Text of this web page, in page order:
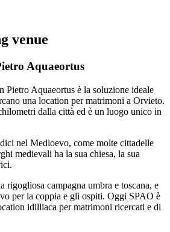
venue
Aquaeortus
Pietro Aquaeortus è la soluzione ideale
una location per matrimoni a Orvieto.
dalla città ed è un luogo unico in
nel Medioevo, come molte cittadelle
medievali ha la sua chiesa, la sua
rigogliosa campagna umbra e toscana, e
per la coppia e gli ospiti. Oggi SPAO è
idilliaca per matrimoni ricercati e di